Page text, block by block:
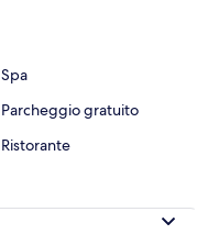
Spa
Parcheggio gratuito
Ristorante